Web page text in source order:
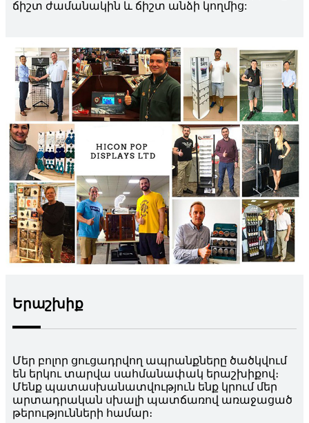
ճիշտ ժամանակին և ճիշտ անձի կողմից:
Երաշխիք
Մեր բոլոր ցուցադրվող ապրանքները ծածկվում
են երկու տարվա սահմանափակ երաշխիքով։
Մենք պատասխանատվություն ենք կրում մեր
արտադրական սխալի պատճառով առաջացած
թերությունների համար։